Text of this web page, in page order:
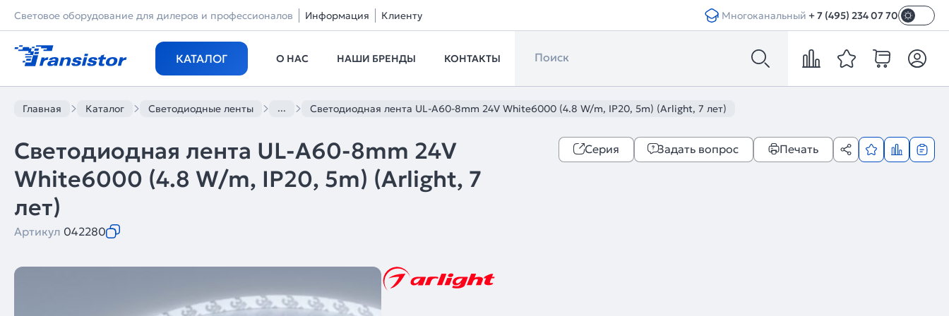
Световое оборудование для дилеров и профессионалов Информация Клиенту Многоканальный + 7 (495) 234 07 70
КАТАЛОГ О НАС НАШИ БРЕНДЫ КОНТАКТЫ
Главная Каталог Светодиодные ленты ... Светодиодная лента UL-A60-8mm 24V White6000 (4.8 W/m, IP20, 5m) (Arlight, 7 лет)
Светодиодная лента UL-A60-8mm 24V
White6000 (4.8 W/m, IP20, 5m) (Arlight, 7
лет)
Артикул 042280
Серия Задать вопрос Печать